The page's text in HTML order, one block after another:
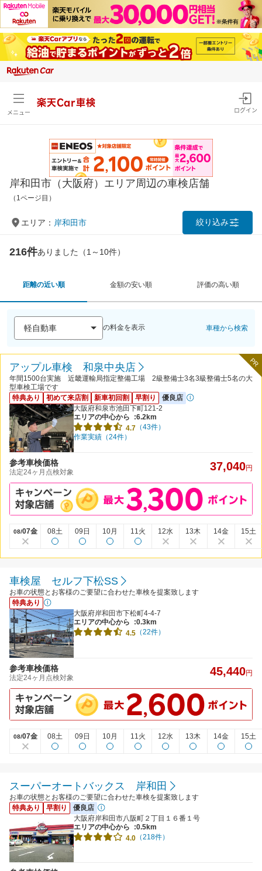
メニュー
楽天Car車検
ログイン
岸和田市（大阪府）エリア周辺の車検店舗
（1ページ目）
エリア： 岸和田市 絞り込み
216件ありました（1～10件）
距離の近い順 金額の安い順 評価の高い順
の料金を表示 車種から検索
PR
アップル車検 和泉中央店
年間1500台実施 近畿運輸局指定整備工場 2級整備士3名3級整備士5名の大
型車検工場です
特典あり
初めて来店割 新車初回割 早割り
優良店
大阪府和泉市池田下町121-2
エリアの中心から
:6.2km
4.7 （43件）
作業実績（24件）
参考車検価格
法定24ヶ月点検対象 37,040円
08/07金 08土 09日 10月 11火 12水 13木 14金 15土
車検屋 セルフ下松SS
お車の状態とお客様のご要望に合わせた車検を提案致します
特典あり
大阪府岸和田市下松町4-4-7
エリアの中心から
:0.3km
4.5 （22件）
参考車検価格
法定24ヶ月点検対象 45,440円
08/07金 08土 09日 10月 11火 12水 13木 14金 15土
スーパーオートバックス 岸和田
お車の状態とお客様のご要望に合わせた車検を提案致します
特典あり
早割り
優良店
大阪府岸和田市八阪町２丁目１６番１号
エリアの中心から
:0.5km
4.0 （218件）